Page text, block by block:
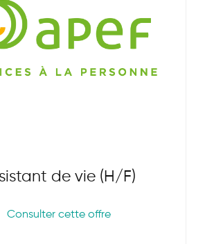
de vie (H/F)
Consulter cette offre